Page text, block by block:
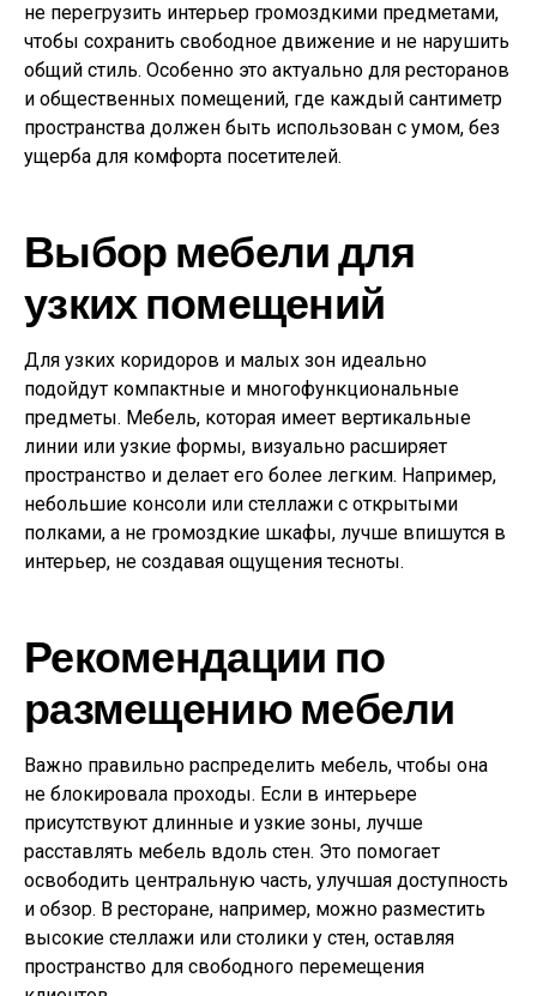
не перегрузить интерьер громоздкими предметами,
чтобы сохранить свободное движение и не нарушить
общий стиль. Особенно это актуально для ресторанов
и общественных помещений, где каждый сантиметр
пространства должен быть использован с умом, без
ущерба для комфорта посетителей.
Выбор мебели для
узких помещений
Для узких коридоров и малых зон идеально
подойдут компактные и многофункциональные
предметы. Мебель, которая имеет вертикальные
линии или узкие формы, визуально расширяет
пространство и делает его более легким. Например,
небольшие консоли или стеллажи с открытыми
полками, а не громоздкие шкафы, лучше впишутся в
интерьер, не создавая ощущения тесноты.
Рекомендации по
размещению мебели
Важно правильно распределить мебель, чтобы она
не блокировала проходы. Если в интерьере
присутствуют длинные и узкие зоны, лучше
расставлять мебель вдоль стен. Это помогает
освободить центральную часть, улучшая доступность
и обзор. В ресторане, например, можно разместить
высокие стеллажи или столики у стен, оставляя
пространство для свободного перемещения